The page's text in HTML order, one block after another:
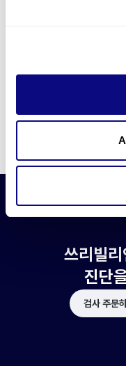
쓰리빌리언은 유전자 진단에
더 정확한 변이 해석과 높은
쓰리빌
진단
검사 주문